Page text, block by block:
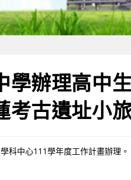
學辦理高中
古遺址小
科中心111學年度工作計畫辦理。